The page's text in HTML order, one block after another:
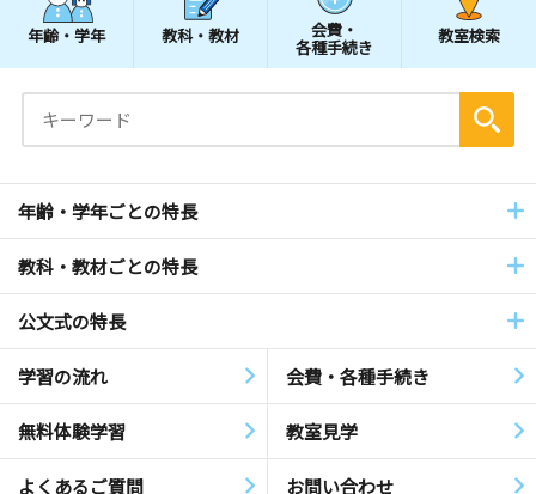
年齢・学年 教科・教材 会費・
各種手続き
教室検索
年齢・学年ごとの特長
教科・教材ごとの特長
公文式の特長
学習の流れ 会費・各種手続き
無料体験学習 教室見学
よくあるご質問 お問い合わせ